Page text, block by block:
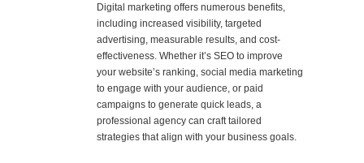
Digital marketing offers numerous benefits,
including increased visibility, targeted
advertising, measurable results, and cost-
effectiveness. Whether it’s SEO to improve
your website’s ranking, social media marketing
to engage with your audience, or paid
campaigns to generate quick leads, a
professional agency can craft tailored
strategies that align with your business goals.